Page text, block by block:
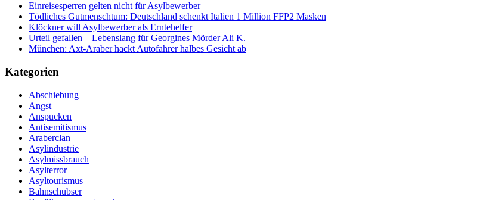
Einreisesperren gelten nicht für Asylbewerber
Tödliches Gutmenschtum: Deutschland schenkt Italien 1 Million FFP2 Masken
Klöckner will Asylbewerber als Erntehelfer
Urteil gefallen – Lebenslang für Georgines Mörder Ali K.
München: Axt-Araber hackt Autofahrer halbes Gesicht ab
Kategorien
Abschiebung
Angst
Anspucken
Antisemitismus
Araberclan
Asylindustrie
Asylmissbrauch
Asylterror
Asyltourismus
Bahnschubser